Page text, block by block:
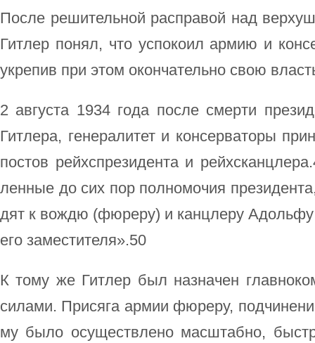
По­сле ре­ши­тель­ной рас­пра­вой над
Гит­лер по­нял, что ус­по­ко­ил ар­мию и
ук­ре­пив при этом окон­ча­тель­но свою
2 ав­гу­ста 1934 го­да по­сле смер­ти
Гит­ле­ра, ге­не­ра­ли­тет и кон­сер­ва­то­ры
по­стов рейхс­пре­зи­ден­та и
лен­ные до сих пор пол­но­мо­чия
дят к во­ж­дю (фю­ре­ру) и канц­ле­ру Адоль­фу
его за­мес­ти­те­ля».50
К то­му же Гит­лер был на­зна­чен
си­ла­ми. При­ся­га ар­мии фю­ре­ру,
му бы­ло осу­ще­ст­в­ле­но мас­штаб­но,